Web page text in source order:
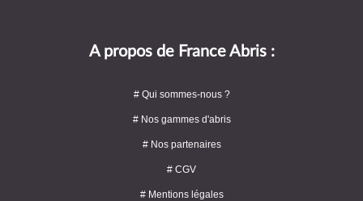
A propos de France Abris :
# Qui sommes-nous ?
# Nos gammes d'abris
# Nos partenaires
# CGV
# Mentions légales